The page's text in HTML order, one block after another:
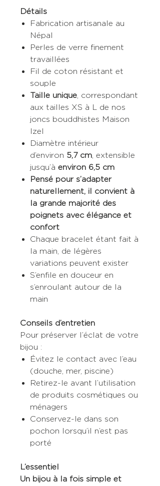
Détails
Fabrication artisanale au
Népal
Perles de verre finement
travaillées
Fil de coton résistant et
souple
Taille unique , correspondant
aux tailles XS à L de nos
joncs bouddhistes Maison
Izel
Diamètre intérieur
d’environ 5,7 cm , extensible
jusqu’à environ 6,5 cm
Pensé pour s’adapter
naturellement, il convient à
la grande majorité des
poignets avec élégance et
confort
Chaque bracelet étant fait à
la main, de légères
variations peuvent exister
S’enfile en douceur en
s’enroulant autour de la
main
Conseils d’entretien
Pour préserver l’éclat de votre
bijou :
Évitez le contact avec l’eau
(douche, mer, piscine)
Retirez-le avant l’utilisation
de produits cosmétiques ou
ménagers
Conservez-le dans son
pochon lorsqu’il n’est pas
porté
L’essentiel
Un bijou à la fois simple et